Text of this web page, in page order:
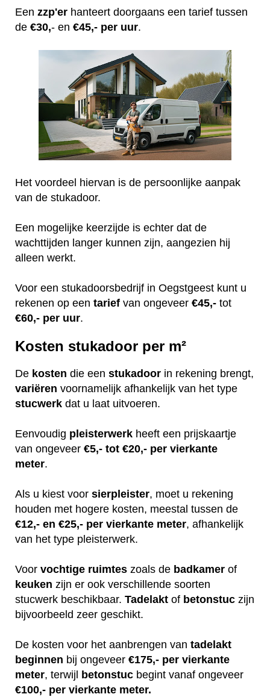
Een zzp'er hanteert doorgaans een tarief tussen
de €30,- en €45,- per uur.
Het voordeel hiervan is de persoonlijke aanpak
van de stukadoor.
Een mogelijke keerzijde is echter dat de
wachttijden langer kunnen zijn, aangezien hij
alleen werkt.
Voor een stukadoorsbedrijf in Oegstgeest kunt u
rekenen op een tarief van ongeveer €45,- tot
€60,- per uur.
Kosten stukadoor per m²
De kosten die een stukadoor in rekening brengt,
variëren voornamelijk afhankelijk van het type
stucwerk dat u laat uitvoeren.
Eenvoudig pleisterwerk heeft een prijskaartje
van ongeveer €5,- tot €20,- per vierkante
meter.
Als u kiest voor sierpleister, moet u rekening
houden met hogere kosten, meestal tussen de
€12,- en €25,- per vierkante meter, afhankelijk
van het type pleisterwerk.
Voor vochtige ruimtes zoals de badkamer of
keuken zijn er ook verschillende soorten
stucwerk beschikbaar. Tadelakt of betonstuc zijn
bijvoorbeeld zeer geschikt.
De kosten voor het aanbrengen van tadelakt
beginnen bij ongeveer €175,- per vierkante
meter, terwijl betonstuc begint vanaf ongeveer
€100,- per vierkante meter.